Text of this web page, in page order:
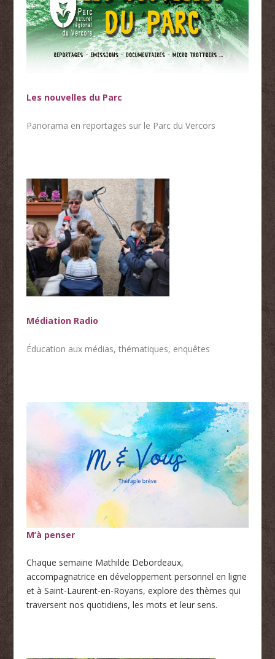
Les nouvelles du Parc
Panorama en reportages sur le Parc du Vercors
Médiation Radio
Éducation aux médias, thématiques, enquêtes
M’à penser
Chaque semaine Mathilde Debordeaux,
accompagnatrice en développement personnel en ligne
et à Saint-Laurent-en-Royans, explore des thèmes qui
traversent nos quotidiens, les mots et leur sens.